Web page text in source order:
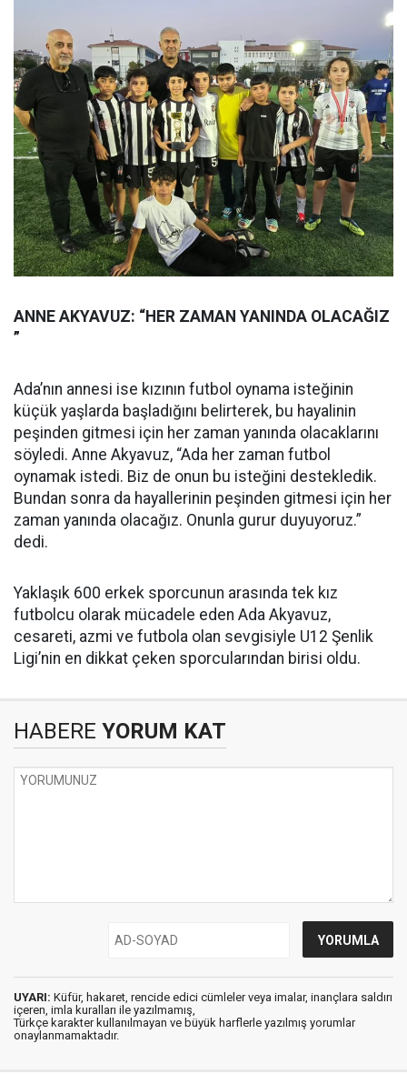
ANNE AKYAVUZ: “HER ZAMAN YANINDA OLACAĞIZ
”
Ada’nın annesi ise kızının futbol oynama isteğinin
küçük yaşlarda başladığını belirterek, bu hayalinin
peşinden gitmesi için her zaman yanında olacaklarını
söyledi. Anne Akyavuz, “Ada her zaman futbol
oynamak istedi. Biz de onun bu isteğini destekledik.
Bundan sonra da hayallerinin peşinden gitmesi için her
zaman yanında olacağız. Onunla gurur duyuyoruz.”
dedi.
Yaklaşık 600 erkek sporcunun arasında tek kız
futbolcu olarak mücadele eden Ada Akyavuz,
cesareti, azmi ve futbola olan sevgisiyle U12 Şenlik
Ligi’nin en dikkat çeken sporcularından birisi oldu.
HABERE YORUM KAT
UYARI: Küfür, hakaret, rencide edici cümleler veya imalar, inançlara saldırı
içeren, imla kuralları ile yazılmamış,
Türkçe karakter kullanılmayan ve büyük harflerle yazılmış yorumlar
onaylanmamaktadır.